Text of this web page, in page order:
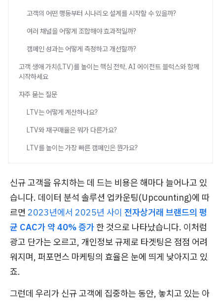
고객의 어떤 행동부터 시나리오 설계를 시작할 수 있을까?
여러 채널을 어떻게 조합해야 효과적일까?
캠페인 성과는 어떻게 측정하고 개선할까?
고객 생애 가치(LTV)를 높이는 핵심 전략, AI 에이전트 블럭스와 함께
시작하세요
자주 묻는 질문
LTV는 어떻게 계산하나요?
LTV와 재구매율은 뭐가 다른가요?
LTV를 높이는 가장 빠른 캠페인은 뭔가요?
신규 고객을 유치하는 데 드는 비용은 해마다 늘어나고 있
습니다. 데이터 분석 솔루션 업카운팅(Upcounting)에 따
르면 2023년에서 2025년 사이 전자상거래 브랜드의 평
균 CAC가 약 40% 증가한 것으로 나타났습니다. 이처럼
광고 단가는 오르고, 개인정보 규제로 타겟팅은 점점 어려
워지며, 퍼포먼스 마케팅의 효율은 눈에 띄게 낮아지고 있
죠.
그런데 우리가 신규 고객에 집중하는 동안, 놓치고 있는 아